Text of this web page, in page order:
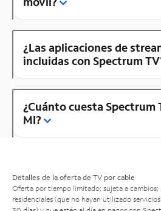
¿Las aplicaciones de
incluidas con Spectrum
¿Cuánto cuesta Spectrum
MI?
Detalles de la oferta de TV por cable
Oferta por tiempo limitado; sujeta a cambios;
residenciales (que no hayan utilizado